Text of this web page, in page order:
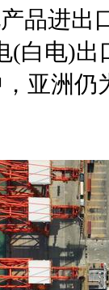
进出
(白电)
亚洲